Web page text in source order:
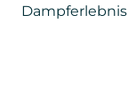
Dampferlebnis